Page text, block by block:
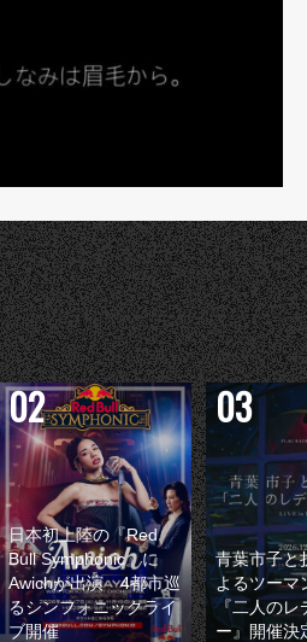
日本初上陸の『Red
Bull Symphonic』に
Awichが出演 4都市巡
るシンフォニックライ
ブ開催
青葉市子と
よるツーマ
『二人のレ
ー』開催決